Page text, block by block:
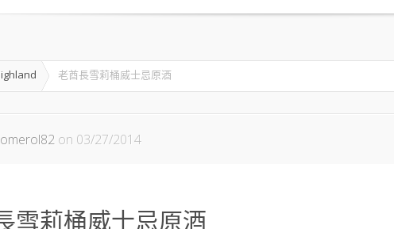
老酋長雪莉桶威士忌原酒
on 03/27/2014
雪莉桶威士忌原酒